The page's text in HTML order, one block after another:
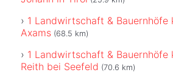
1 Landwirtschaft & Bauernhöfe
Axams (68.5 km)
1 Landwirtschaft & Bauernhöfe
Reith bei Seefeld (70.6 km)